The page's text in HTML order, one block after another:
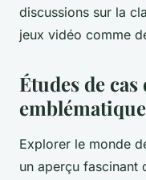
discussions sur la
jeux vidéo comme
Études de
Explorer le monde
un aperçu fascinant